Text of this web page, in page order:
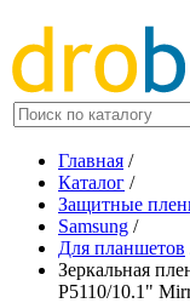
Главная /
Каталог /
Защитные
Samsung /
Для планшетов
Зеркальная
P5110/10.1"